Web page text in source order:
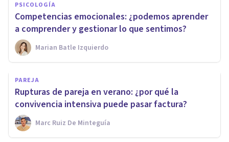
PSICOLOGÍA
Competencias emocionales: ¿podemos aprender
a comprender y gestionar lo que sentimos?
Marian Batle Izquierdo
PAREJA
Rupturas de pareja en verano: ¿por qué la
convivencia intensiva puede pasar factura?
Marc Ruiz De Minteguía